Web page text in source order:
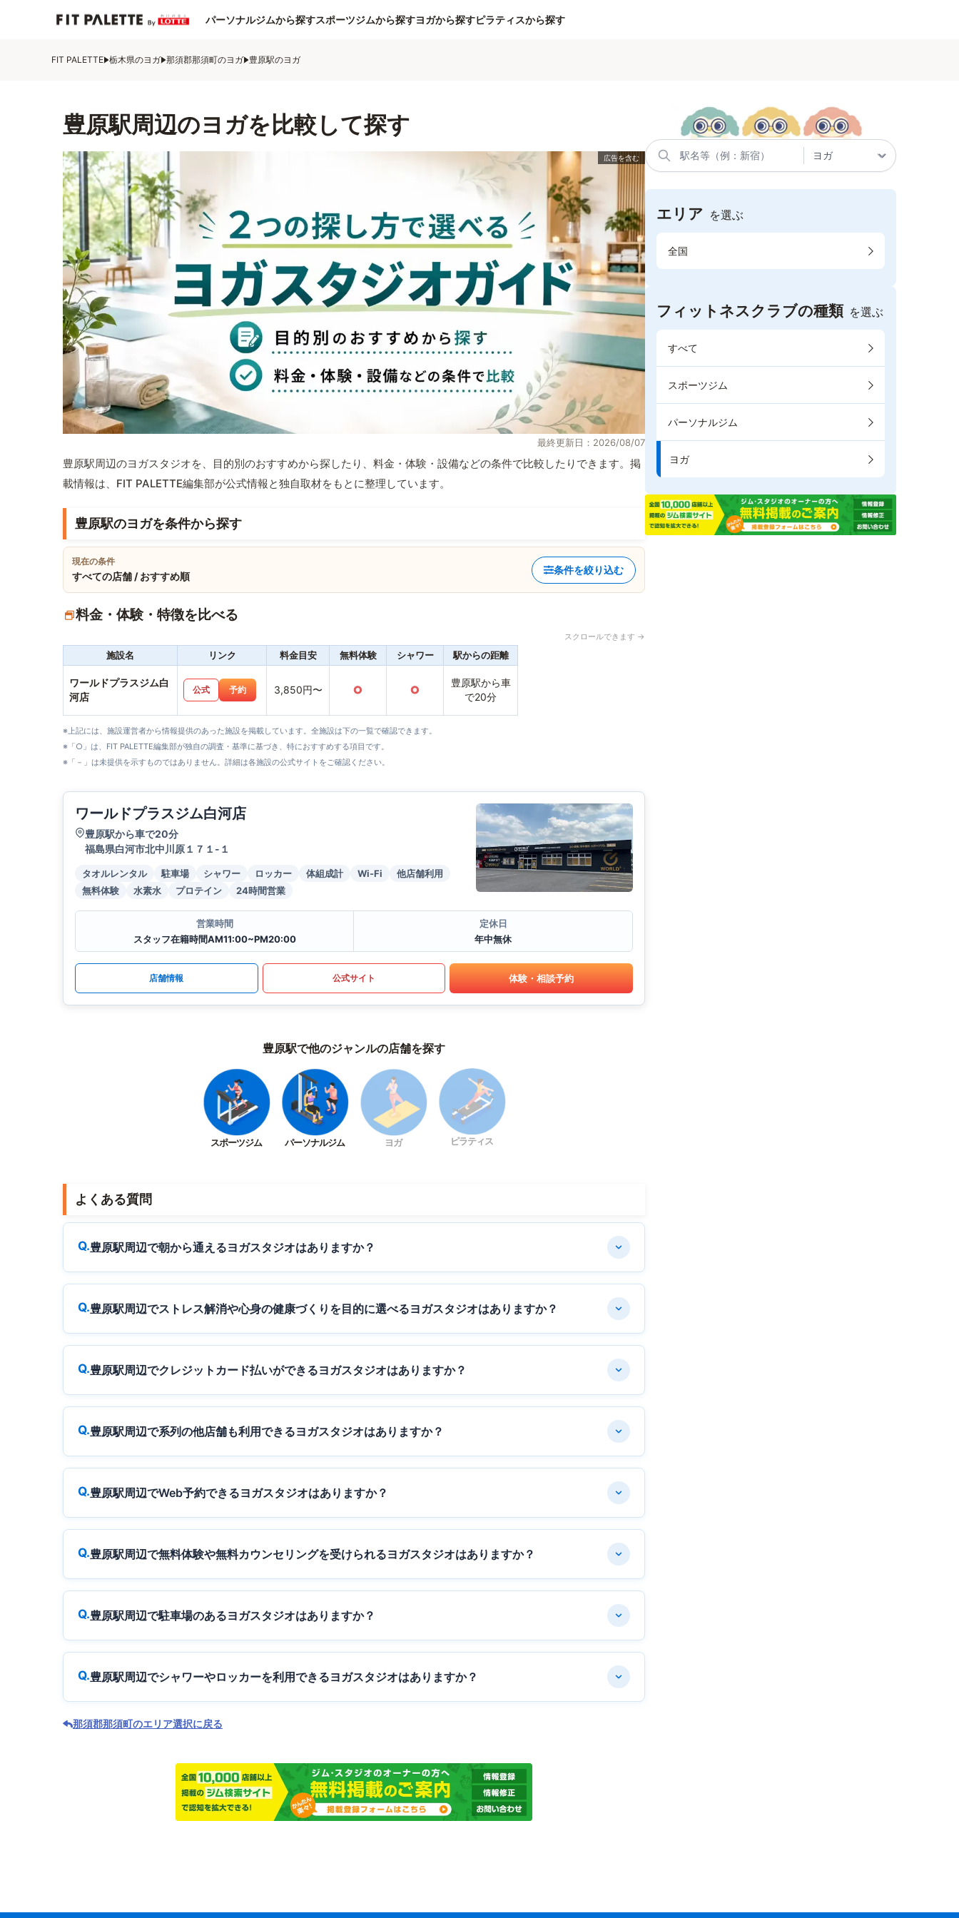
パーソナルジムから探すスポーツジムから探すヨガから探すピラティスから探す
FIT PALETTE 栃木県のヨガ 那須郡那須町のヨガ 豊原駅のヨガ
豊原駅周辺のヨガを比較して探す
最終更新日：2026/08/07
豊原駅周辺のヨガスタジオを、目的別のおすすめから探したり、料金・体験・設備などの条件で比較したりできます。掲
載情報は、FIT PALETTE編集部が公式情報と独自取材をもとに整理しています。
豊原駅のヨガを条件から探す
現在の条件
すべての店舗 / おすすめ順
条件を絞り込む
料金・体験・特徴を比べる
スクロールできます →
施設名 リンク 料金目安 無料体験 シャワー 駅からの距離
ワールドプラスジム白
河店
公式 予約 3,850円〜 ○ ○
豊原駅から車
で20分
※上記には、施設運営者から情報提供のあった施設を掲載しています。全施設は下の一覧で確認できます。
※「○」は、FIT PALETTE編集部が独自の調査・基準に基づき、特におすすめする項目です。
※「－」は未提供を示すものではありません。詳細は各施設の公式サイトをご確認ください。
ワールドプラスジム白河店
豊原駅から車で20分
福島県白河市北中川原１７１-１
タオルレンタル 駐車場 シャワー ロッカー 体組成計 Wi-Fi
他店舗利用
無料体験
水素水 プロテイン 24時間営業
営業時間
スタッフ在籍時間AM11:00~PM20:00
定休日
年中無休
店舗情報 公式サイト 体験・相談予約
豊原駅で他のジャンルの店舗を探す
スポーツジム パーソナルジム ヨガ ピラティス
よくある質問
豊原駅周辺で朝から通えるヨガスタジオはありますか？
豊原駅周辺でストレス解消や心身の健康づくりを目的に選べるヨガスタジオはありますか？
豊原駅周辺でクレジットカード払いができるヨガスタジオはありますか？
豊原駅周辺で系列の他店舗も利用できるヨガスタジオはありますか？
豊原駅周辺でWeb予約できるヨガスタジオはありますか？
豊原駅周辺で無料体験や無料カウンセリングを受けられるヨガスタジオはありますか？
豊原駅周辺で駐車場のあるヨガスタジオはありますか？
豊原駅周辺でシャワーやロッカーを利用できるヨガスタジオはありますか？
那須郡那須町のエリア選択に戻る
エリア を選ぶ
全国
フィットネスクラブの種類 を選ぶ
すべて
スポーツジム
パーソナルジム
ヨガ